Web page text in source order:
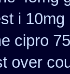
i
cipro
over